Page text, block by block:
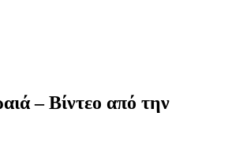
– Βίντεο από την